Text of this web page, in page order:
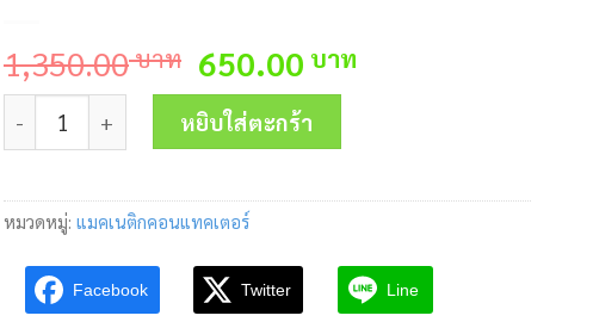
1,350.00บาท Original
price
was:
1,350.00 บาท.
650.00 บาท
จำนวน แมคเนติก คอนแทคเตอร์ LC1-D12M7 220V Schneider ชิ้น
หยิบใส่ตะกร้า
หมวดหมู่: แมคเนติกคอนแทคเตอร์
Facebook Twitter Line